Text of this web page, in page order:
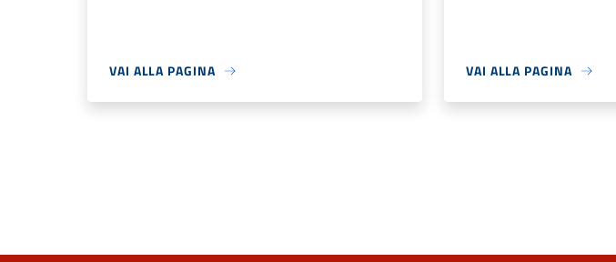
VAI ALLA PAGINA VAI ALLA PAGINA